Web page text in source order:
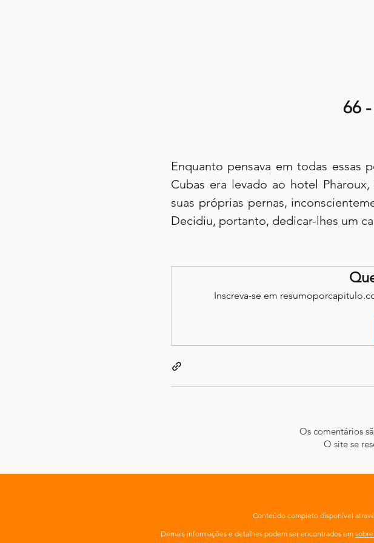
66
Enquanto pensava em todas essas
Cubas era levado ao hotel
suas próprias pernas,
Decidiu, portanto, dedicar-lhes um
Inscreva-se em
Os comentários
O site se
Conteúdo completo disponível
Demais informações e detalhes podem ser encontrados em